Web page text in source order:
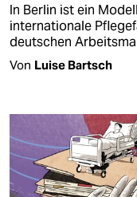
In Berlin ist ein
internationale
deutschen
Von Luise Bartsch